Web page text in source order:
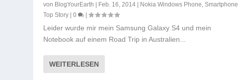
von BlogYourEarth | Feb. 16, 2014 | Nokia Windows Phone,Smartphone
Top Story |0 |
Leider wurde mir mein Samsung Galaxy S4 und mein
Notebook auf einem Road Trip in Australien...
WEITERLESEN